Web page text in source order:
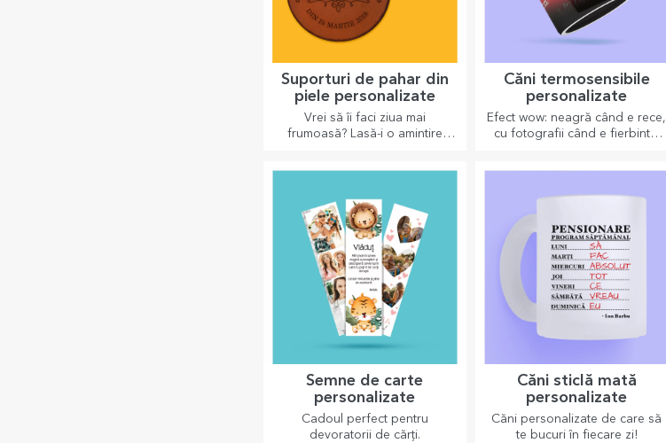
Suporturi de pahar din
piele personalizate
Vrei să îi faci ziua mai
frumoasă? Lasă-i o amintire
Căni termosensibile
personalizate
Efect wow: neagră când e rece,
cu fotografii când e fierbinte.
Semne de carte
personalizate
Cadoul perfect pentru
devoratorii de cărți.
Căni sticlă mată
personalizate
Căni personalizate de care să
te bucuri în fiecare zi!